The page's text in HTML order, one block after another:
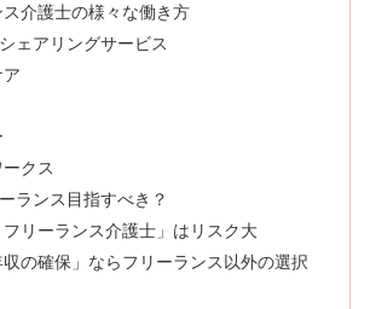
介護士の様々な働き方
ェアリングサービス
クス
ランス目指すべき？
フリーランス介護士」はリスク大
収の確保」ならフリーランス以外の選択